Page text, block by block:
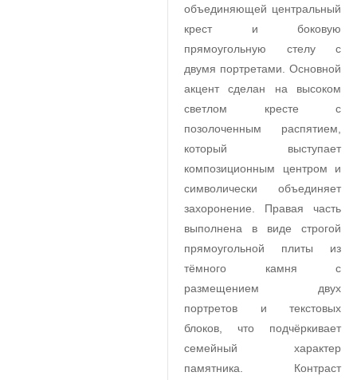
объединяющей центральный
крест и боковую
прямоугольную стелу с
двумя портретами. Основной
акцент сделан на высоком
светлом кресте с
позолоченным распятием,
который выступает
композиционным центром и
символически объединяет
захоронение. Правая часть
выполнена в виде строгой
прямоугольной плиты из
тёмного камня с
размещением двух
портретов и текстовых
блоков, что подчёркивает
семейный характер
памятника. Контраст